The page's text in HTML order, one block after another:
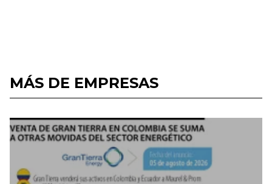
MÁS DE EMPRESAS